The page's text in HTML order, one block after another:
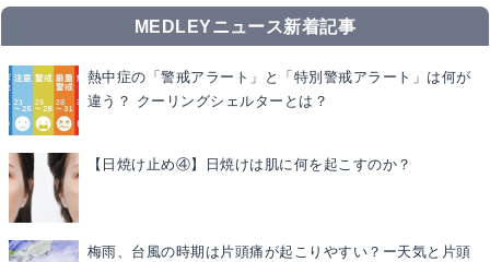
MEDLEYニュース新着記事
熱中症の「警戒アラート」と「特別警戒アラート」は何が
違う？ クーリングシェルターとは？
【日焼け止め④】日焼けは肌に何を起こすのか？
梅雨、台風の時期は片頭痛が起こりやすい？ー天気と片頭